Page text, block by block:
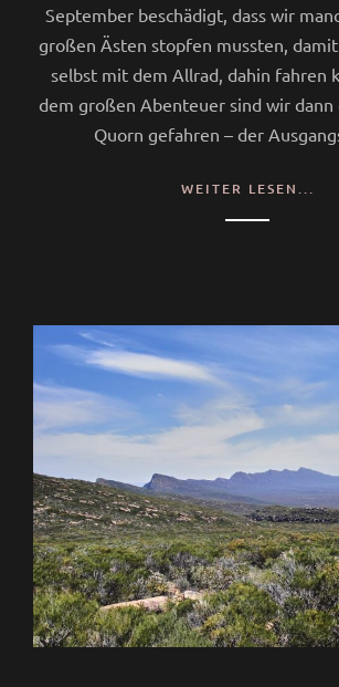
September beschädigt, dass wir
großen Ästen stopfen mussten,
selbst mit dem Allrad, dahin fahren
dem großen Abenteuer sind wir dann
Quorn gefahren – der
WEITER LESEN...